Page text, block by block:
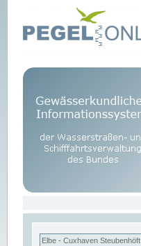
Elbe - Cuxhaven Steubenhöft